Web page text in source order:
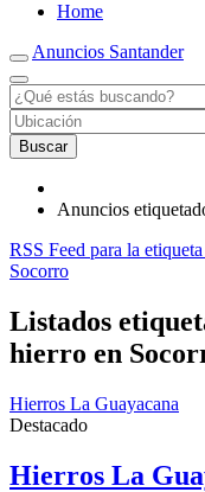
Home
Anuncios Santander
Buscar
Anuncios
RSS Feed para la
Socorro
Listados
hierro en
Hierros La Guayacana
Destacado
Hierros La